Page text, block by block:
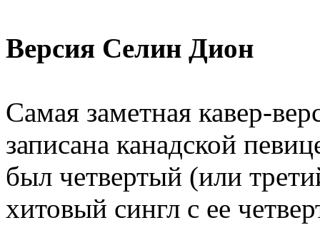
Версия Селин Дион
Самая заметная кавер-
записана канадской
был четвертый (или
хитовый сингл с ее